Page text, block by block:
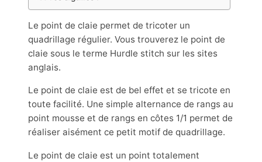
Le point de claie permet de tricoter un
quadrillage régulier. Vous trouverez le point de
claie sous le terme Hurdle stitch sur les sites
anglais.
Le point de claie est de bel effet et se tricote en
toute facilité. Une simple alternance de rangs au
point mousse et de rangs en côtes 1/1 permet de
réaliser aisément ce petit motif de quadrillage.
Le point de claie est un point totalement